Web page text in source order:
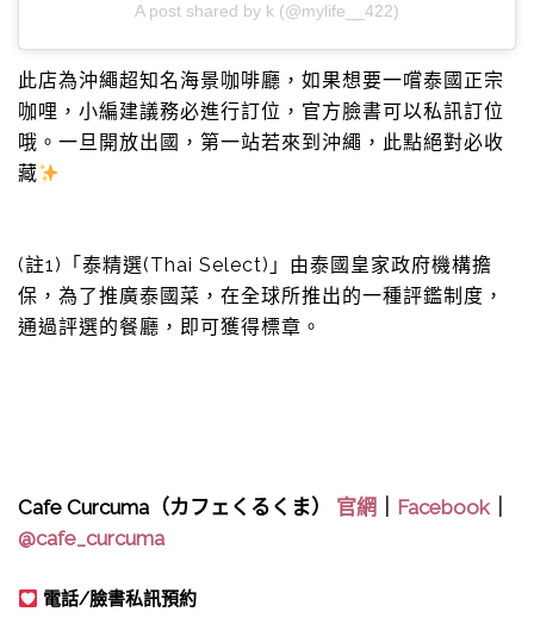
A post shared by k (@mylife__422)
此店為沖繩超知名海景咖啡廳，如果想要一嚐泰國正宗
咖哩，小編建議務必進行訂位，官方臉書可以私訊訂位
哦。一旦開放出國，第一站若來到沖繩，此點絕對必收
藏
(註1)「泰精選(Thai Select)」由泰國皇家政府機構擔
保，為了推廣泰國菜，在全球所推出的一種評鑑制度，
通過評選的餐廳，即可獲得標章。
Cafe Curcuma（カフェくるくま） 官網 Facebook
@cafe_curcuma
電話/臉書私訊預約